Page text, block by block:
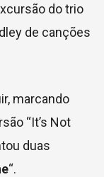
do trio
de canções
marcando
“It’s Not
duas
“.